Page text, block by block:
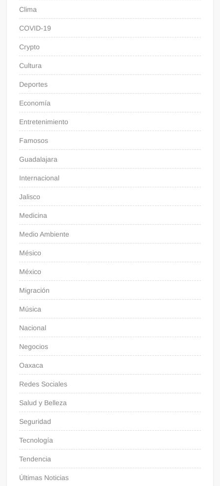
Clima
COVID-19
Crypto
Cultura
Deportes
Economía
Entretenimiento
Famosos
Guadalajara
Internacional
Jalisco
Medicina
Medio Ambiente
Mésico
México
Migración
Música
Nacional
Negocios
Oaxaca
Redes Sociales
Salud y Belleza
Seguridad
Tecnología
Tendencia
Últimas Noticias